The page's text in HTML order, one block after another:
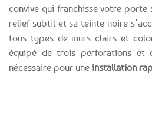
convive qui franchisse votre porte
relief subtil et sa teinte noire
tous types de murs clairs et
équipé de trois perforations et
nécessaire pour une installation